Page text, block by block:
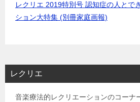
レクリエ 2019特別号 認知症の人とで
ション大特集 (別冊家庭画報)
レクリエ
音楽療法的レクリエーションのコーナ